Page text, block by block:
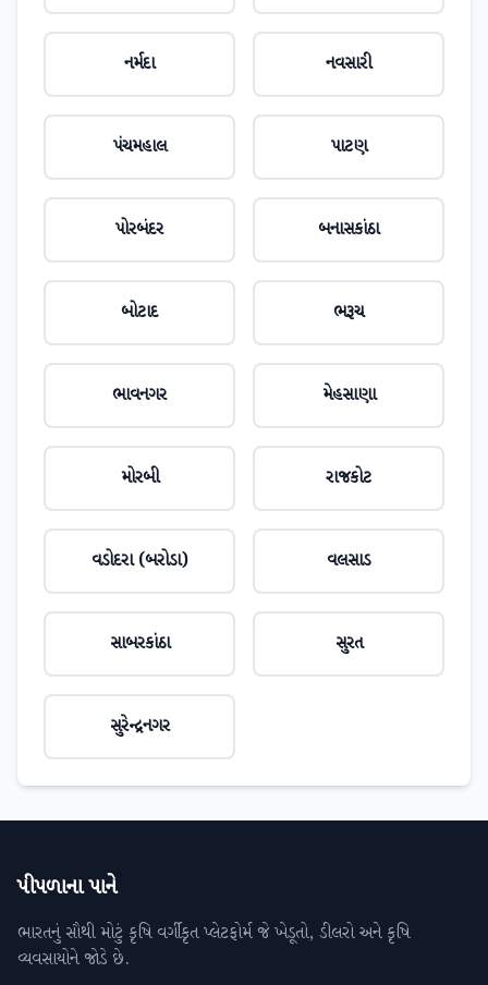
નર્મદા નવસારી
પંચમહાલ પાટણ
પોરબંદર બનાસકાંઠા
બોટાદ ભરૂચ
ભાવનગર મેહસાણા
મોરબી રાજકોટ
વડોદરા (બરોડા) વલસાડ
સાબરકાંઠા સુરત
સુરેન્દ્રનગર
પીપળાના પાને
ભારતનું સૌથી મોટું કૃષિ વર્ગીકૃત પ્લેટફોર્મ જે ખેડૂતો, ડીલરો અને કૃષિ
વ્યવસાયોને જોડે છે.